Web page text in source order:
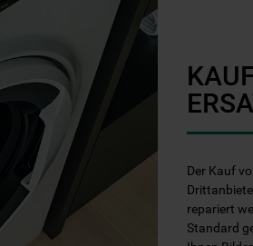
Der Kauf
repariert
Standard